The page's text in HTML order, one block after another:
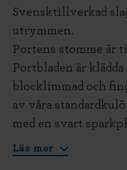
Svensktillverkad
utrymmen.
Portens stomme är
Portbladen är
blocklimmad och
av våra
med en svart
Läs mer